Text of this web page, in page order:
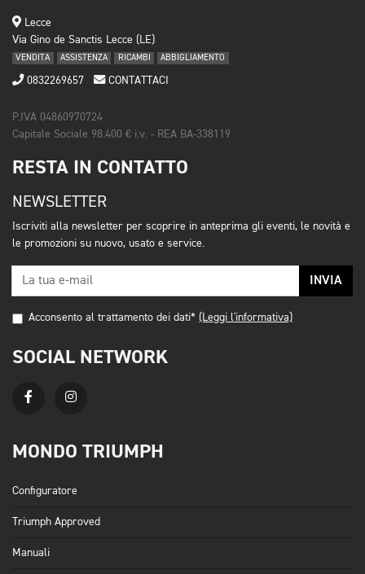
Lecce
Via Gino de Sanctis Lecce (LE)
VENDITA ASSISTENZA RICAMBI ABBIGLIAMENTO
0832269657 CONTATTACI
P.IVA 04860970724
Capitale Sociale 98.400 € i.v. - REA BA-338119
RESTA IN CONTATTO
NEWSLETTER
Iscriviti alla newsletter per scoprire in anteprima gli eventi, le novità e
le promozioni su nuovo, usato e service.
INVIA
Acconsento al trattamento dei dati* (Leggi l'informativa)
SOCIAL NETWORK
MONDO TRIUMPH
Configuratore
Triumph Approved
Manuali